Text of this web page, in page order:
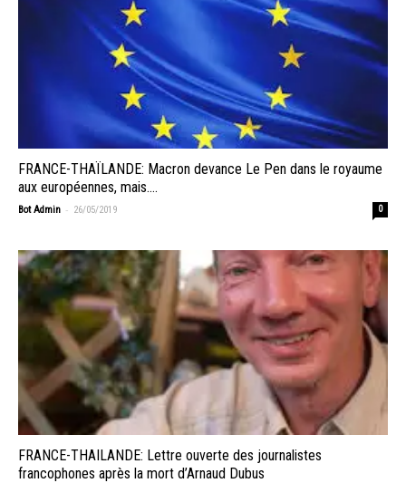
FRANCE-THAÏLANDE: Macron devance Le Pen dans le royaume
aux européennes, mais….
Bot Admin - 26/05/2019 0
FRANCE-THAILANDE: Lettre ouverte des journalistes
francophones après la mort d’Arnaud Dubus